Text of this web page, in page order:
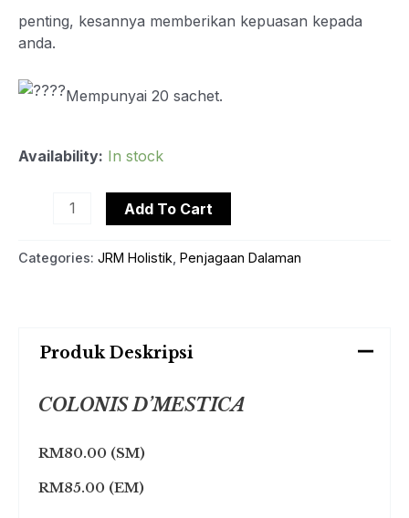
penting, kesannya memberikan kepuasan kepada
anda.
Mempunyai 20 sachet.
Availability: In stock
Add To Cart
Categories: JRM Holistik Penjagaan Dalaman
Produk Deskripsi
COLONIS D’MESTICA
RM80.00 (SM)
RM85.00 (EM)